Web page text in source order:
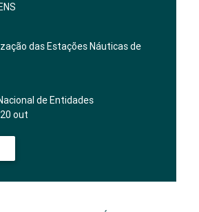
das Estações Náuticas de
de Entidades
out